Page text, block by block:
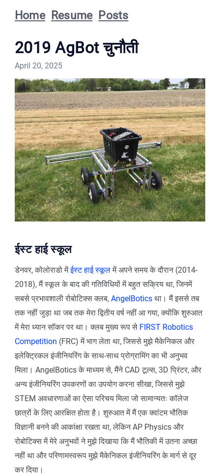
Home Resume Posts
2019 AgBot चुनौती
April 20, 2025
ईस्ट हाई स्कूल
डेनवर, कोलोराडो मेंईस्ट हाई स्कूलमें अपने समय के दौरान (2014-
2018), मैं स्कूल के बाद की गतिविधियों में बहुत सक्रिय था, जिनमें
सबसे प्रभावशाली रोबोटिक्स क्लब, AngelBotics था। मैं इससे तब
तक नहीं जुड़ा था जब तक मेरा द्वितीय वर्ष नहीं आ गया, क्योंकि शुरुआत
में मेरा ध्यान सॉकर पर था। क्लब मुख्य रूप से FIRST Robotics
Competition (FRC) में भाग लेता था, जिससे मुझे मैकेनिकल और
इलेक्ट्रिकल इंजीनियरिंग के साथ-साथ प्रोग्रामिंग का भी अनुभव
मिला। AngelBotics के माध्यम से, मैंने CAD टूल्स, 3D प्रिंटर, और
अन्य इंजीनियरिंग उपकरणों का उपयोग करना सीखा, जिससे मुझे
STEM अवधारणाओं का ऐसा परिचय मिला जो सामान्यतः कॉलेज
छात्रों के लिए आरक्षित होता है। शुरुआत में मैं एक क्वांटम भौतिक
विज्ञानी बनने की आकांक्षा रखता था, लेकिन AP Physics और
रोबोटिक्स में मेरे अनुभवों ने मुझे दिखाया कि मैं भौतिकी में उतना अच्छा
नहीं था और परिणामस्वरूप मुझे मैकेनिकल इंजीनियरिंग के मार्ग से दूर
कर दिया।